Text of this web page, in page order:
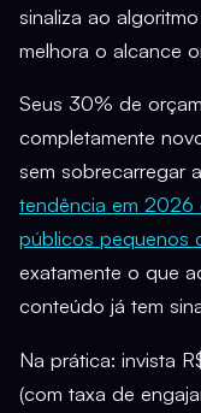
sinaliza ao
melhora o alcance
Seus 30% de
completamente
sem sobrecarregar
tendência em 2026
públicos pequenos
exatamente o que
conteúdo já tem
Na prática: invista
(com taxa de